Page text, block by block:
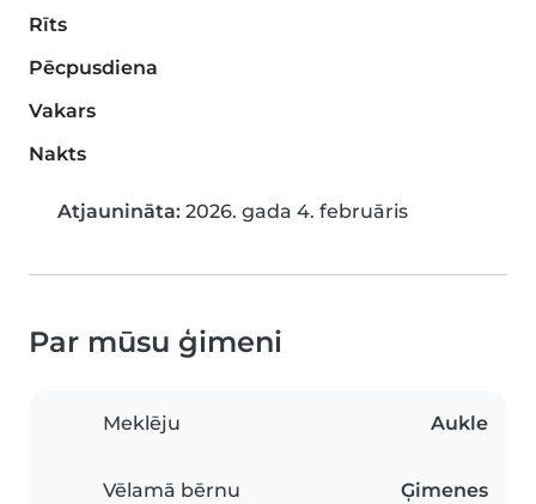
Rīts
Pēcpusdiena
Vakars
Nakts
Atjaunināta: 2026. gada 4. februāris
Par mūsu ģimeni
Meklēju Aukle
Vēlamā bērnu
Ģimenes